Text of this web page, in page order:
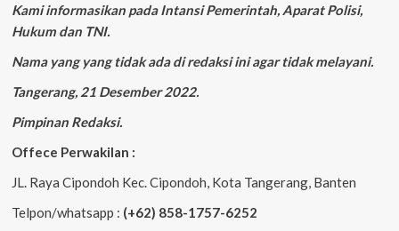
Kami informasikan pada Intansi Pemerintah, Aparat Polisi,
Hukum dan TNI.
Nama yang yang tidak ada di redaksi ini agar tidak melayani.
Tangerang, 21 Desember 2022.
Pimpinan Redaksi.
Offece Perwakilan :
JL. Raya Cipondoh Kec. Cipondoh, Kota Tangerang, Banten
Telpon/whatsapp : (+62) 858-1757-6252